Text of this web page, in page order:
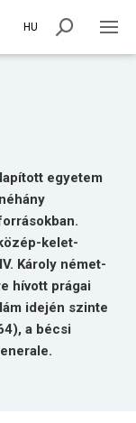
HU
egyetem
kelet-
Károly német-
hívott prágai
idején szinte
a bécsi